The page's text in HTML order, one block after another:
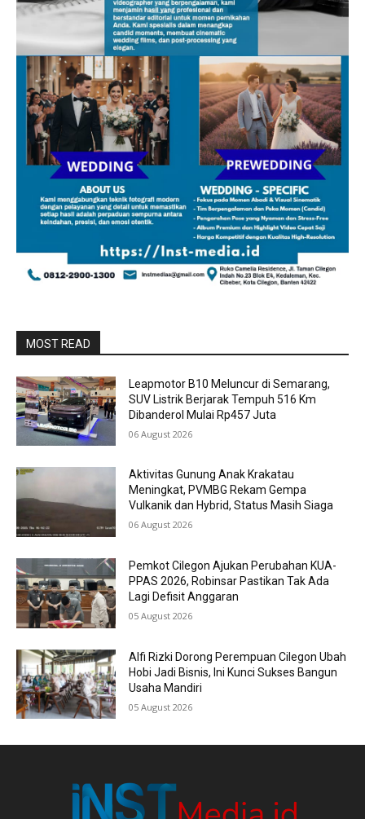
MOST READ
Leapmotor B10 Meluncur di Semarang,
SUV Listrik Berjarak Tempuh 516 Km
Dibanderol Mulai Rp457 Juta
06 August 2026
Aktivitas Gunung Anak Krakatau
Meningkat, PVMBG Rekam Gempa
Vulkanik dan Hybrid, Status Masih Siaga
06 August 2026
Pemkot Cilegon Ajukan Perubahan KUA-
PPAS 2026, Robinsar Pastikan Tak Ada
Lagi Defisit Anggaran
05 August 2026
Alfi Rizki Dorong Perempuan Cilegon Ubah
Hobi Jadi Bisnis, Ini Kunci Sukses Bangun
Usaha Mandiri
05 August 2026